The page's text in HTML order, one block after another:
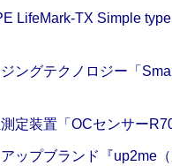
LifeMark-TX Simple
ジングテクノロジー「
測定装置「OCセンサー
アップブランド『up2me